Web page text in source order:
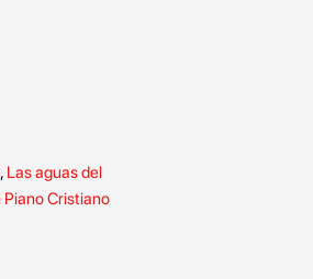
, Las aguas del
Piano Cristiano